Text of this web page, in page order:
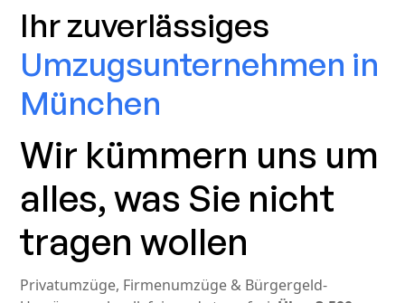
Ihr zuverlässiges
Umzugsunternehmen in
München
Wir kümmern uns um
alles, was Sie nicht
tragen wollen
Privatumzüge, Firmenumzüge & Bürgergeld-